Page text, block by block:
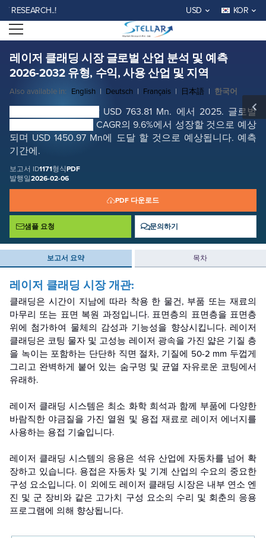
USD KOR
Open menu
레이저 클래딩 시장 글로벌 산업 분석 및 예측
2026-2032 유형, 수익, 사용 산업 및 지역
Also available in: English | Deutsch | Français | 日本語 | 한국어
USD 763.81 Mn. 에서 2025. 글로벌
CAGR의 9.6%에서 성장할 것으로 예상
되며 USD 1450.97 Mn에 도달 할 것으로 예상됩니다. 예측
기간에.
보고서 ID1171형식PDF
발행일2026-02-06
PDF 다운로드
샘플 요청 문의하기
보고서 요약 목차
레이저 클래딩 시장 글로벌 산업 분석 및 예측 2026-2032 유형, 수익, 사용
산업 및 지역
보고서 ID: SMR_1171
무료 샘플 요청 지금 구매
레이저 클래딩 시장 개관:
클래딩은 시간이 지남에 따라 착용 한 물건, 부품 또는 재료의
마무리 또는 표면 복원 과정입니다. 표면층의 표면층을 표면층
위에 첨가하여 물체의 감성과 기능성을 향상시킵니다. 레이저
클래딩은 코팅 물자 및 고성능 레이저 광속을 가진 얇은 기질 층
을 녹이는 포함하는 단단하 직면 절차, 기질에 50-2 mm 두껍게
그리고 완벽하게 붙어 있는 숨구멍 및 균열 자유로운 코팅에서
유래하.
레이저 클래딩 시스템은 최소 화학 희석과 함께 부품에 다양한
바람직한 야금질을 가진 열원 및 용접 재료로 레이저 에너지를
사용하는 용접 기술입니다.
레이저 클래딩 시스템의 응용은 석유 산업에 자동차를 넘어 확
장하고 있습니다. 용접은 자동차 및 기계 산업의 수요의 중요한
구성 요소입니다. 이 외에도 레이저 클래딩 시장은 내부 연소 엔
진 및 군 장비와 같은 고가치 구성 요소의 수리 및 회춘의 응용
프로그램에 의해 향상됩니다.